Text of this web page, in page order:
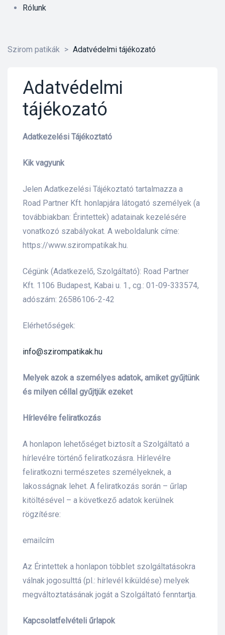
Rólunk
Szirom patikák > Adatvédelmi tájékozató
Adatvédelmi
tájékozató
Adatkezelési Tájékoztató
Kik vagyunk
Jelen Adatkezelési Tájékoztató tartalmazza a
Road Partner Kft. honlapjára látogató személyek (a
továbbiakban: Érintettek) adatainak kezelésére
vonatkozó szabályokat. A weboldalunk címe:
https://www.szirompatikak.hu.
Cégünk (Adatkezelő, Szolgáltató): Road Partner
Kft. 1106 Budapest, Kabai u. 1., cg.: 01-09-333574,
adószám: 26586106-2-42
Elérhetőségek:
info@szirompatikak.hu
Melyek azok a személyes adatok, amiket gyűjtünk
és milyen céllal gyűjtjük ezeket
Hírlevélre feliratkozás
A honlapon lehetőséget biztosít a Szolgáltató a
hírlevélre történő feliratkozásra. Hírlevélre
feliratkozni természetes személyeknek, a
lakosságnak lehet. A feliratkozás során – űrlap
kitöltésével – a következő adatok kerülnek
rögzítésre:
emailcím
Az Érintettek a honlapon többlet szolgáltatásokra
válnak jogosulttá (pl.: hírlevél kiküldése) melyek
megváltoztatásának jogát a Szolgáltató fenntartja.
Kapcsolatfelvételi űrlapok